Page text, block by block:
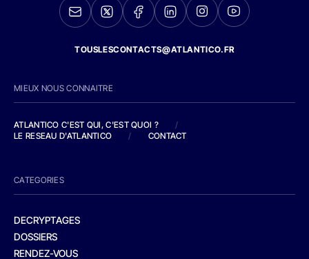
TOUSLESCONTACTS@ATLANTICO.FR
MIEUX NOUS CONNAITRE
ATLANTICO C'EST QUI, C'EST QUOI ?
/
LE RESEAU D'ATLANTICO
/ CONTACT
CATEGORIES
DECRYPTAGES
DOSSIERS
RENDEZ-VOUS